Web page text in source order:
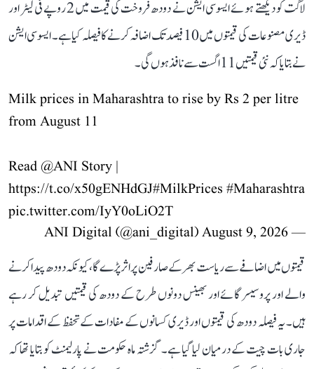
لاگت کو دیکھتے ہوئے ایسوسی ایشن نے دودھ فروخت کی قیمت میں 2 روپے فی لیٹر اور
ڈیری مصنوعات کی قیمتوں میں 10 فیصد تک اضافہ کرنے کا فیصلہ کیا ہے۔ ایسوسی ایشن
نے بتایا کہ نئی قیمتیں 11 اگست سے نافذ ہوں گی۔
Milk prices in Maharashtra to rise by Rs 2 per litre
from August 11
Read @ANI Story |
https://t.co/x50gENHdGJ#MilkPrices #Maharashtra
pic.twitter.com/IyY0oLiO2T
— ANI Digital (@ani_digital)
August 9, 2026
قیمتوں میں اضافے سے ریاست بھر کے صارفین پر اثر پڑے گا، کیونکہ دودھ پیدا کرنے
والے اور پروسیسر گائے اور بھینس دونوں طرح کے دودھ کی قیمتیں تبدیل کر رہے
ہیں۔ یہ فیصلہ دودھ کی قیمتوں اور ڈیری کسانوں کے مفادات کے تحفظ کے اقدامات پر
جاری بات چیت کے درمیان لیا گیا ہے۔ گزشتہ ماہ حکومت نے پارلیمنٹ کو بتایا تھا کہ